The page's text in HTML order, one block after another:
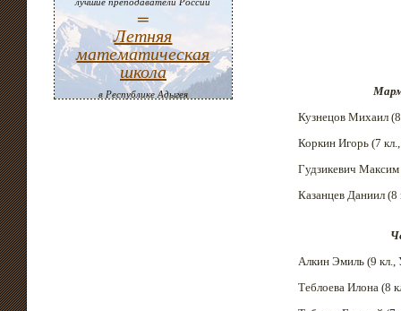
=
Летняя
математическая
школа
в Республике Адыгея
Кузнецов Михаил
Коркин Игорь (7
Гудзикевич Максим
Казанцев Даниил (8
Алкин Эмиль (9 кл.,
Теблоева Илона (8